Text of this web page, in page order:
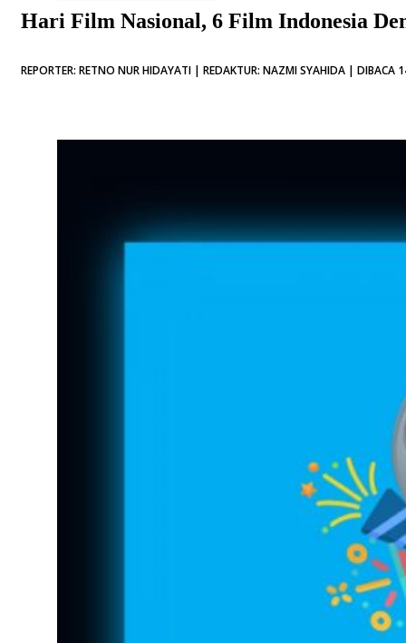
Hari Film Nasional, 6 Film Indonesia
REPORTER: RETNO NUR HIDAYATI | REDAKTUR: NAZMI SYAHIDA | DIBACA